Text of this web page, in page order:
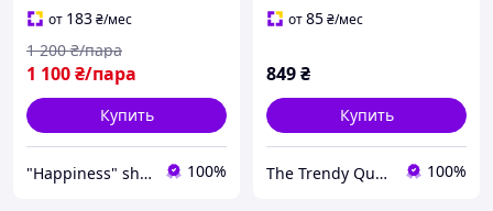
от 183₴/мес
1 100₴/пара
1 200 ₴/пара
Купить
"Happiness" shop 100%
от85₴/мес
849₴
Купить
The Trendy Queen - інтернет-магазин 100%